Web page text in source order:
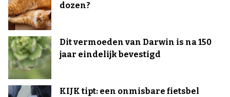
dozen?
Dit vermoeden van Darwin is na 150
jaar eindelijk bevestigd
KIJK tipt: een onmisbare fietsbel